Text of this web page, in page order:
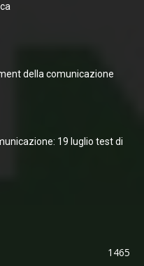
della comunicazione
19 luglio test di
1465